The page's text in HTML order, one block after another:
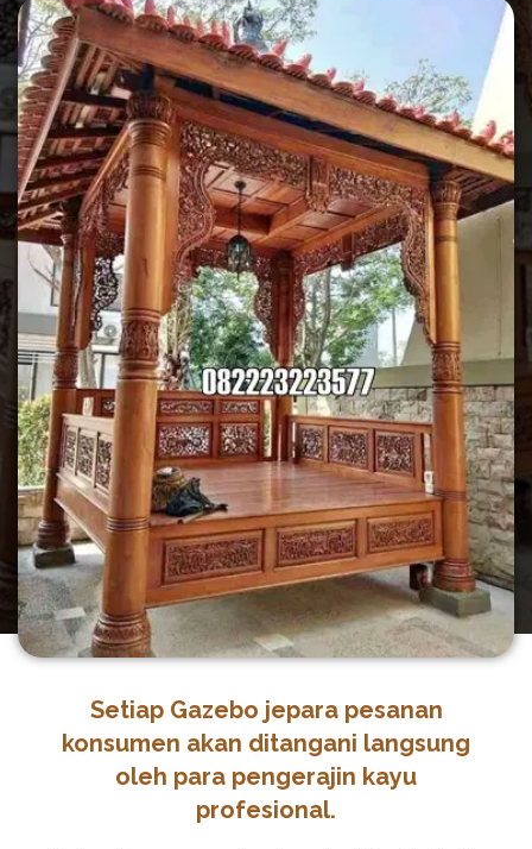
Setiap Gazebo jepara pesanan
konsumen akan ditangani langsung
oleh para pengerajin kayu
profesional.